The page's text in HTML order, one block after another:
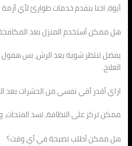
أيوة، احنا بنقدم خدمات طوارئ لأي
هل ممكن أستخدم المنزل بعد
يفضل تنتظر شوية بعد الرش، بس
العلاج.
ازاي أقدر أقي نفسي من الحشرات بعد
ممكن تركز على النظافة، تسد الفتحات،
هل ممكن أطلب نصيحة في أي وقت؟